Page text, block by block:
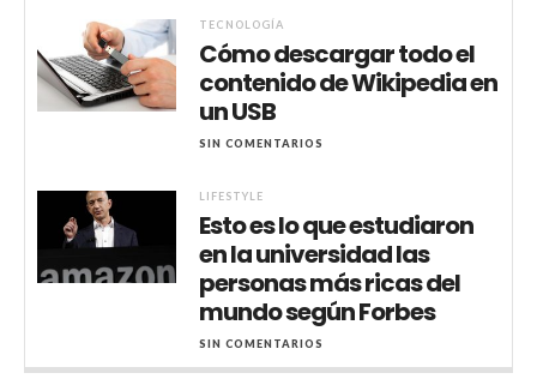
TECNOLOGÍA
Cómo descargar todo el
contenido de Wikipedia en
un USB
SIN COMENTARIOS
LIFESTYLE
Esto es lo que estudiaron
en la universidad las
personas más ricas del
mundo según Forbes
SIN COMENTARIOS